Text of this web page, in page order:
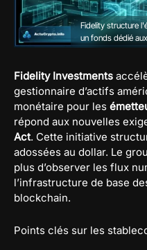
Fidelity structure
un fonds dédié
Fidelity Investments
gestionnaire d’actifs
monétaire pour les
répond aux nouvelles
Act. Cette initiative
adossées au dollar. Le
plus d’observer les flux
l’infrastructure de base
blockchain.
Points clés sur les